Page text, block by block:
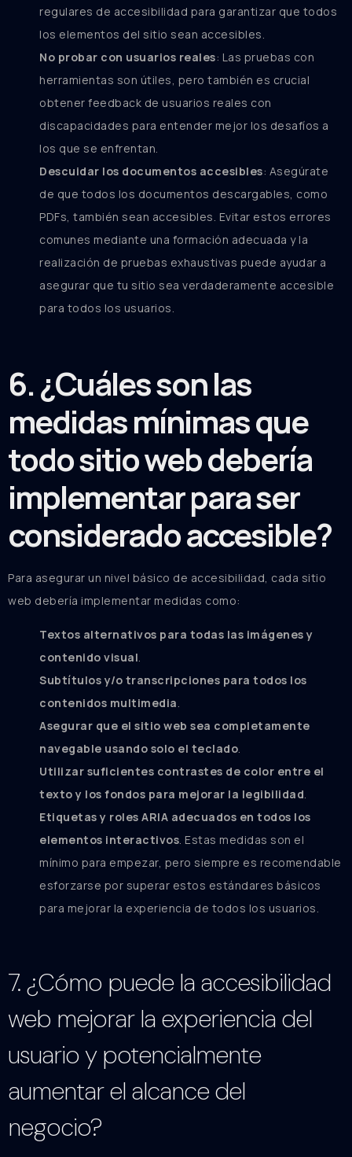
regulares de accesibilidad para garantizar que todos
los elementos del sitio sean accesibles.
No probar con usuarios reales: Las pruebas con
herramientas son útiles, pero también es crucial
obtener feedback de usuarios reales con
discapacidades para entender mejor los desafíos a
los que se enfrentan.
Descuidar los documentos accesibles: Asegúrate
de que todos los documentos descargables, como
PDFs, también sean accesibles. Evitar estos errores
comunes mediante una formación adecuada y la
realización de pruebas exhaustivas puede ayudar a
asegurar que tu sitio sea verdaderamente accesible
para todos los usuarios.
6. ¿Cuáles son las
medidas mínimas que
todo sitio web debería
implementar para ser
considerado accesible?
Para asegurar un nivel básico de accesibilidad, cada sitio
web debería implementar medidas como:
Textos alternativos para todas las imágenes y
contenido visual.
Subtítulos y/o transcripciones para todos los
contenidos multimedia.
Asegurar que el sitio web sea completamente
navegable usando solo el teclado.
Utilizar suficientes contrastes de color entre el
texto y los fondos para mejorar la legibilidad.
Etiquetas y roles ARIA adecuados en todos los
elementos interactivos. Estas medidas son el
mínimo para empezar, pero siempre es recomendable
esforzarse por superar estos estándares básicos
para mejorar la experiencia de todos los usuarios.
7. ¿Cómo puede la accesibilidad
web mejorar la experiencia del
usuario y potencialmente
aumentar el alcance del
negocio?